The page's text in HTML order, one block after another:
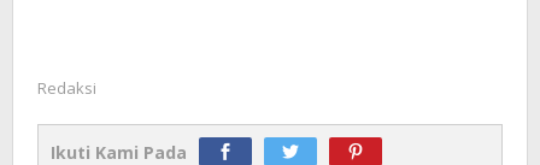
Redaksi
Ikuti Kami Pada